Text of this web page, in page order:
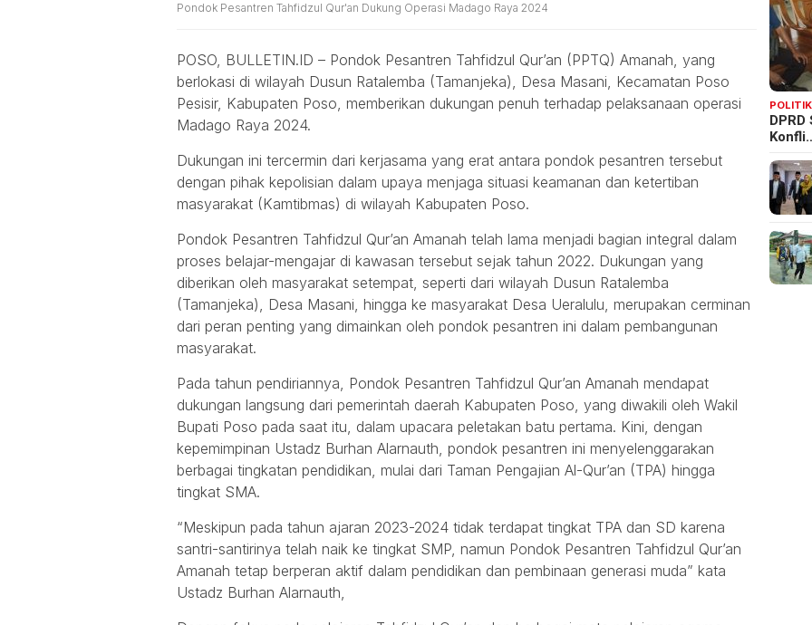
Pondok Pesantren Tahfidzul Qur'an Dukung Operasi Madago Raya 2024
POSO, BULLETIN.ID – Pondok Pesantren Tahfidzul Qur’an (PPTQ) Amanah, yang
berlokasi di wilayah Dusun Ratalemba (Tamanjeka), Desa Masani, Kecamatan Poso
Pesisir, Kabupaten Poso, memberikan dukungan penuh terhadap pelaksanaan operasi
Madago Raya 2024.
Dukungan ini tercermin dari kerjasama yang erat antara pondok pesantren tersebut
dengan pihak kepolisian dalam upaya menjaga situasi keamanan dan ketertiban
masyarakat (Kamtibmas) di wilayah Kabupaten Poso.
Pondok Pesantren Tahfidzul Qur’an Amanah telah lama menjadi bagian integral dalam
proses belajar-mengajar di kawasan tersebut sejak tahun 2022. Dukungan yang
diberikan oleh masyarakat setempat, seperti dari wilayah Dusun Ratalemba
(Tamanjeka), Desa Masani, hingga ke masyarakat Desa Ueralulu, merupakan cerminan
dari peran penting yang dimainkan oleh pondok pesantren ini dalam pembangunan
masyarakat.
Pada tahun pendiriannya, Pondok Pesantren Tahfidzul Qur’an Amanah mendapat
dukungan langsung dari pemerintah daerah Kabupaten Poso, yang diwakili oleh Wakil
Bupati Poso pada saat itu, dalam upacara peletakan batu pertama. Kini, dengan
kepemimpinan Ustadz Burhan Alarnauth, pondok pesantren ini menyelenggarakan
berbagai tingkatan pendidikan, mulai dari Taman Pengajian Al-Qur’an (TPA) hingga
tingkat SMA.
“Meskipun pada tahun ajaran 2023-2024 tidak terdapat tingkat TPA dan SD karena
santri-santirinya telah naik ke tingkat SMP, namun Pondok Pesantren Tahfidzul Qur’an
Amanah tetap berperan aktif dalam pendidikan dan pembinaan generasi muda” kata
Ustadz Burhan Alarnauth,
POLITIK